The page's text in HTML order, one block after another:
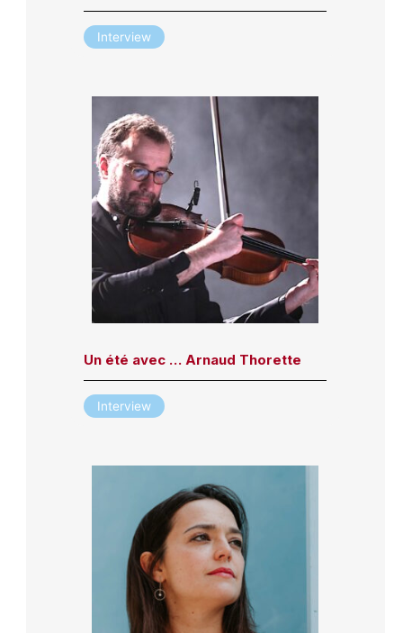
Interview
Un été avec … Arnaud Thorette
Interview